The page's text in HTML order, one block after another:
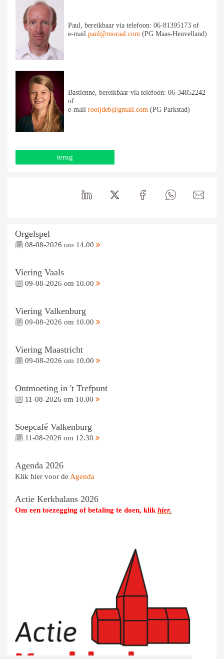
Paul, bereikbaar via telefoon: 06-81395173 of
e-mail paul@moraal.com (PG Maas-Heuvelland)
Bastienne, bereikbaar via telefoon: 06-34852242
of
e-mail rooijdeb@gmail.com (PG Parkstad)
terug
Orgelspel
08-08-2026 om 14.00
Viering Vaals
09-08-2026 om 10.00
Viering Valkenburg
09-08-2026 om 10.00
Viering Maastricht
09-08-2026 om 10.00
Ontmoeting in 't Trefpunt
11-08-2026 om 10.00
Soepcafé Valkenburg
11-08-2026 om 12.30
Agenda 2026
Klik hier voor de Agenda
Actie Kerkbalans 2026
Om een toezegging of betaling te doen, klik hier.